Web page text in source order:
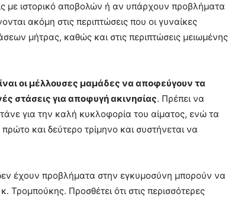
με ιστορικό αποβολών ή αν υπάρχουν προβλήματα
ακόμη στις περιπτώσεις που οι γυναίκες
μήτρας, καθώς και στις περιπτώσεις μειωμένης
οι μέλλουσες μαμάδες να αποφεύγουν τα
στάσεις για αποφυγή ακινησίας. Πρέπει να
για την καλή κυκλοφορία του αίματος, ενώ τα
πρώτο και δεύτερο τρίμηνο και συστήνεται να
έχουν προβλήματα στην εγκυμοσύνη μπορούν να
Τρομπούκης. Προσθέτει ότι στις περισσότερες